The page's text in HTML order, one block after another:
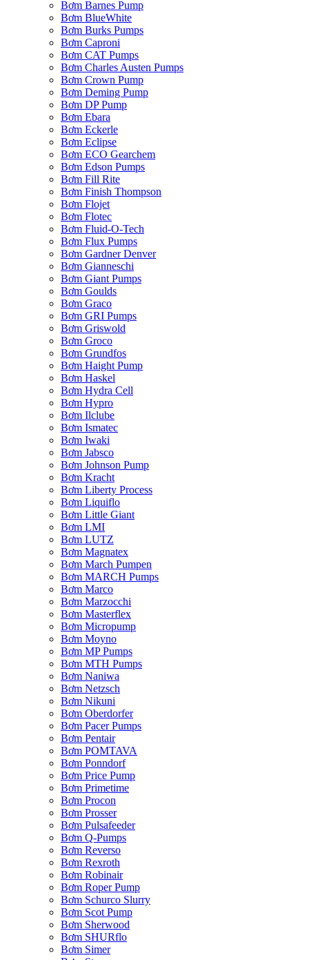
Bơm Barnes Pump
Bơm BlueWhite
Bơm Burks Pumps
Bơm Caproni
Bơm CAT Pumps
Bơm Charles Austen Pumps
Bơm Crown Pump
Bơm Deming Pump
Bơm DP Pump
Bơm Ebara
Bơm Eckerle
Bơm Eclipse
Bơm ECO Gearchem
Bơm Edson Pumps
Bơm Fill Rite
Bơm Finish Thompson
Bơm Flojet
Bơm Flotec
Bơm Fluid-O-Tech
Bơm Flux Pumps
Bơm Gardner Denver
Bơm Gianneschi
Bơm Giant Pumps
Bơm Goulds
Bơm Graco
Bơm GRI Pumps
Bơm Griswold
Bơm Groco
Bơm Grundfos
Bơm Haight Pump
Bơm Haskel
Bơm Hydra Cell
Bơm Hypro
Bơm Ilclube
Bơm Ismatec
Bơm Iwaki
Bơm Jabsco
Bơm Johnson Pump
Bơm Kracht
Bơm Liberty Process
Bơm Liquiflo
Bơm Little Giant
Bơm LMI
Bơm LUTZ
Bơm Magnatex
Bơm March Pumpen
Bơm MARCH Pumps
Bơm Marco
Bơm Marzocchi
Bơm Masterflex
Bơm Micropump
Bơm Moyno
Bơm MP Pumps
Bơm MTH Pumps
Bơm Naniwa
Bơm Netzsch
Bơm Nikuni
Bơm Oberdorfer
Bơm Pacer Pumps
Bơm Pentair
Bơm POMTAVA
Bơm Ponndorf
Bơm Price Pump
Bơm Primetime
Bơm Procon
Bơm Prosser
Bơm Pulsafeeder
Bơm Q-Pumps
Bơm Reverso
Bơm Rexroth
Bơm Robinair
Bơm Roper Pump
Bơm Schurco Slurry
Bơm Scot Pump
Bơm Sherwood
Bơm SHURflo
Bơm Simer